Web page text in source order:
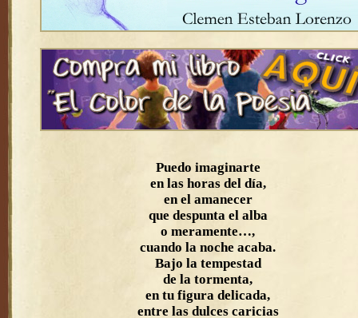
Puedo imaginarte
en las horas del día,
en el amanecer
que despunta el alba
o meramente…,
cuando la noche acaba.
Bajo la tempestad
de la tormenta,
en tu figura delicada,
entre las dulces caricias